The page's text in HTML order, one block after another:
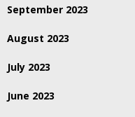
September 2023
August 2023
July 2023
June 2023